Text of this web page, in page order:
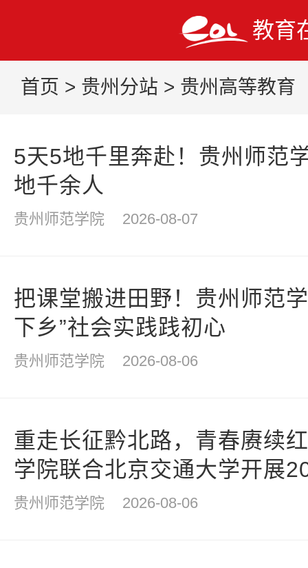
教育
首页 > 贵州分站 > 贵州高等教育
5天5地千里奔赴！贵州师范
地千余人
贵州师范学院 2026-08-07
把课堂搬进田野！贵州师范
下乡”社会实践践初心
贵州师范学院 2026-08-06
重走长征黔北路，青春赓续
学院联合北京交通大学开展
红色研学
贵州师范学院 2026-08-06